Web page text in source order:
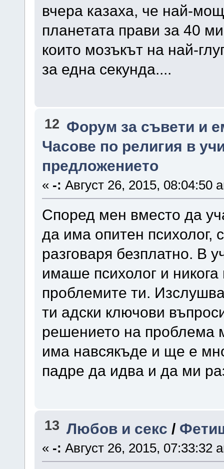
вчера казаха, че най-
планетата прави за 40
които мозъкът на най-
за една секунда....
12 Форум за съвети и
Часове по религия в
предложението
« -: Август 26, 2015, 08:04:50
Според мен вместо да
да има опитен психолог,
разговаря безплатно. В
имаше психолог и
проблемите ти.
ти адски ключови
решението на проблема
има навсякъде и ще е
падре да идва и да ми
13 Любов и секс /
« -: Август 26, 2015, 07:33:32